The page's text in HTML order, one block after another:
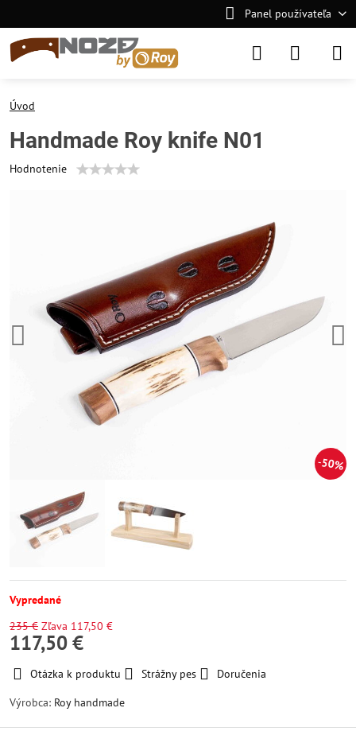
Panel používateľa
50%
Úvod
Handmade Roy knife N01
Hodnotenie
Vypredané
235 € Zľava 117,50 €
117,50 €
Otázka k produktu Strážny pes
Doručenia
Výrobca: Roy handmade